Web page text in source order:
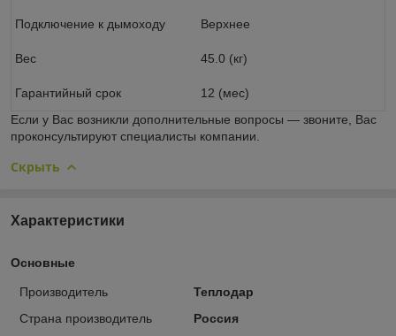
Подключение к дымоходу Верхнее
Вес 45.0 (кг)
Гарантийный срок
12 (мес)
Если у Вас возникли дополнительные вопросы ― звоните, Вас
проконсультируют специалисты компании.
Скрыть
Характеристики
Основные
Производитель
Теплодар
Страна производитель
Россия